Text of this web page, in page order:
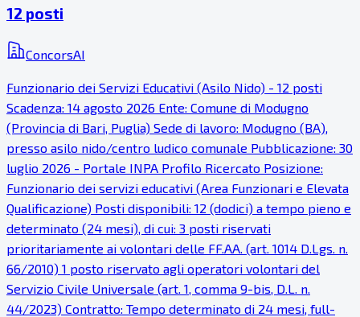
12 posti
ConcorsAI
Funzionario dei Servizi Educativi (Asilo Nido) - 12 posti
Scadenza: 14 agosto 2026 Ente: Comune di Modugno
(Provincia di Bari, Puglia) Sede di lavoro: Modugno (BA),
presso asilo nido/centro ludico comunale Pubblicazione: 30
luglio 2026 - Portale INPA Profilo Ricercato Posizione:
Funzionario dei servizi educativi (Area Funzionari e Elevata
Qualificazione) Posti disponibili: 12 (dodici) a tempo pieno e
determinato (24 mesi), di cui: 3 posti riservati
prioritariamente ai volontari delle FF.AA. (art. 1014 D.Lgs. n.
66/2010) 1 posto riservato agli operatori volontari del
Servizio Civile Universale (art. 1, comma 9-bis, D.L. n.
44/2023) Contratto: Tempo determinato di 24 mesi, full-